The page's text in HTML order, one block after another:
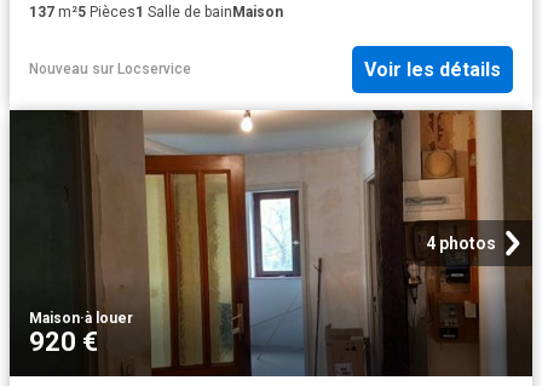
137 m²5 Pièces1 Salle de bain Maison
Nouveau sur Locservice Voir les détails
4 photos
Maison·à louer
920 €